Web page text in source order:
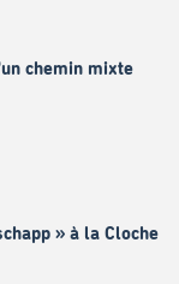
chemin mixte
» à la Cloche